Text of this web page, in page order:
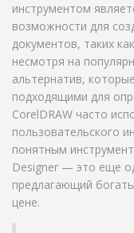
инструментом
возможности для
документов, таких
несмотря на
альтернатив,
подходящими для
CorelDRAW часто
пользовательского
понятным
Designer — это еще
предлагающий
цене.